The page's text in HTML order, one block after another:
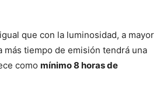
que con la luminosidad, a mayor
más tiempo de emisión tendrá una
como mínimo 8 horas de